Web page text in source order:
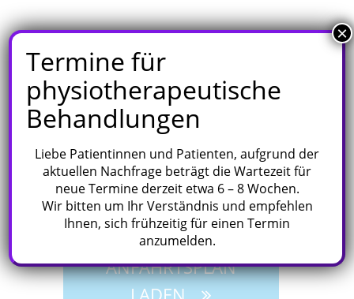
ANFAHRTSPLAN
Termine für
physiotherapeutische
Behandlungen
Liebe Patientinnen und Patienten, aufgrund der
aktuellen Nachfrage beträgt die Wartezeit für
neue Termine derzeit etwa 6 – 8 Wochen.
Wir bitten um Ihr Verständnis und empfehlen
Ihnen, sich frühzeitig für einen Termin
anzumelden.
×